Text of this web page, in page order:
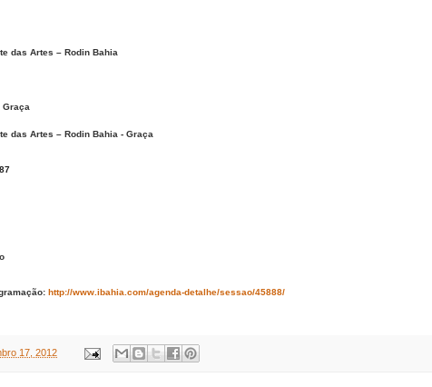
das Artes – Rodin Bahia
Graça
das Artes – Rodin Bahia - Graça
http://www.ibahia.com/agenda-detalhe/sessao/45888/
17, 2012